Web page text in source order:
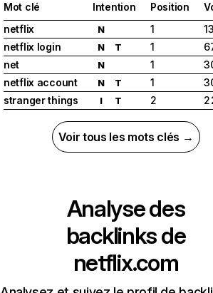
Mot clé Intention Position
netflix
N 1
netflix login
N T 1
net
N 1
netflix account
N T 1
stranger things
I T 2 2
Voir tous les mots clés →
Analyse des
backlinks de
netflix.com